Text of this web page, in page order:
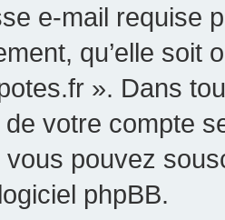
e-mail requise
qu’elle
». Dans
votre compte
pouvez
phpBB.